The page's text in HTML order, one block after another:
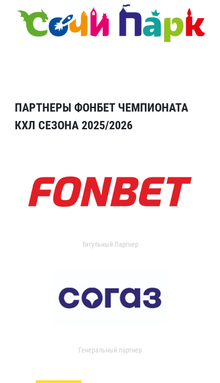
ПАРТНЕРЫ ФОНБЕТ ЧЕМПИОНАТА
КХЛ СЕЗОНА 2025/2026
Титульный Партнер
Генеральный партнер